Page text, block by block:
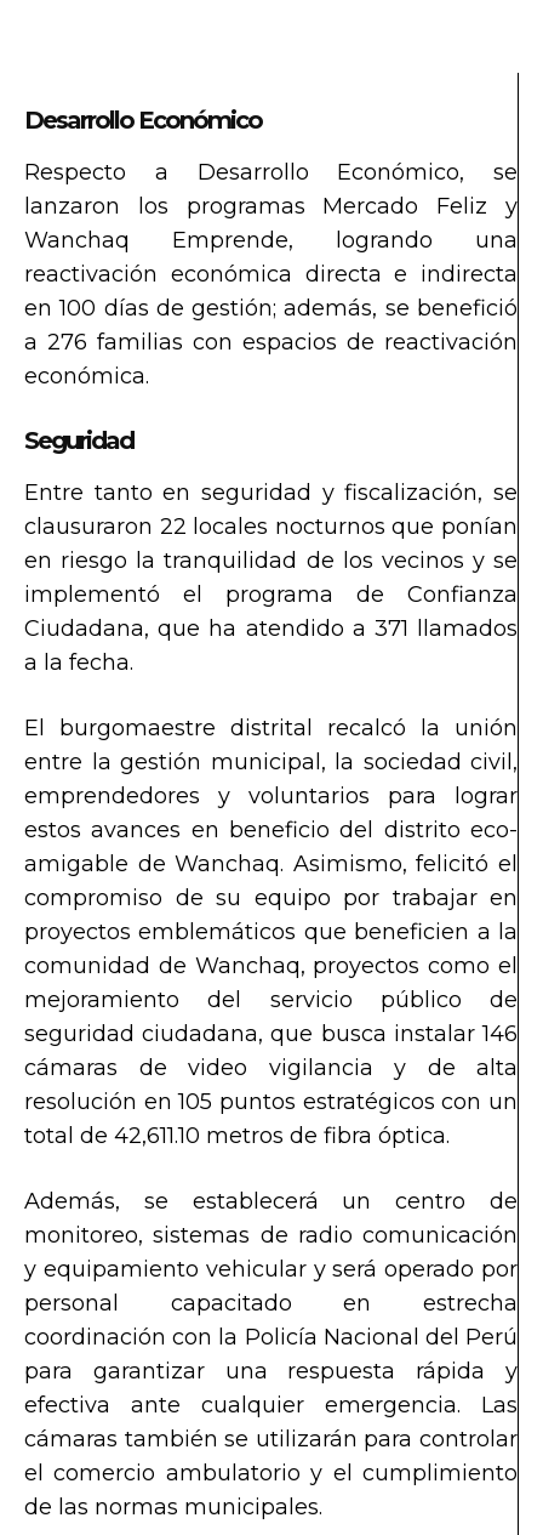
Desarrollo Económico
Respecto a Desarrollo Económico, se
lanzaron los programas Mercado Feliz y
Wanchaq Emprende, logrando una
reactivación económica directa e indirecta
en 100 días de gestión; además, se benefició
a 276 familias con espacios de reactivación
económica.
Seguridad
Entre tanto en seguridad y fiscalización, se
clausuraron 22 locales nocturnos que ponían
en riesgo la tranquilidad de los vecinos y se
implementó el programa de Confianza
Ciudadana, que ha atendido a 371 llamados
a la fecha.
El burgomaestre distrital recalcó la unión
entre la gestión municipal, la sociedad civil,
emprendedores y voluntarios para lograr
estos avances en beneficio del distrito eco-
amigable de Wanchaq. Asimismo, felicitó el
compromiso de su equipo por trabajar en
proyectos emblemáticos que beneficien a la
comunidad de Wanchaq, proyectos como el
mejoramiento del servicio público de
seguridad ciudadana, que busca instalar 146
cámaras de video vigilancia y de alta
resolución en 105 puntos estratégicos con un
total de 42,611.10 metros de fibra óptica.
Además, se establecerá un centro de
monitoreo, sistemas de radio comunicación
y equipamiento vehicular y será operado por
personal capacitado en estrecha
coordinación con la Policía Nacional del Perú
para garantizar una respuesta rápida y
efectiva ante cualquier emergencia. Las
cámaras también se utilizarán para controlar
el comercio ambulatorio y el cumplimiento
de las normas municipales.